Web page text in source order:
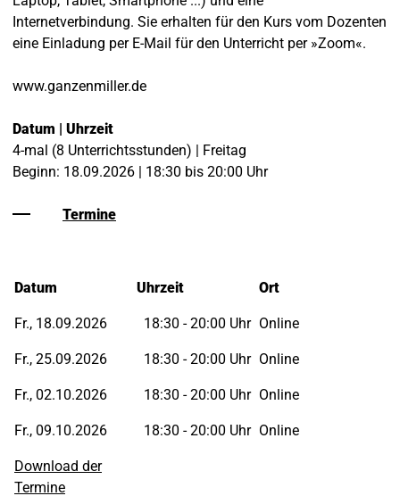
Internetverbindung. Sie erhalten für den Kurs vom Dozenten
eine Einladung per E-Mail für den Unterricht per »Zoom«.
www.ganzenmiller.de
Datum | Uhrzeit
4-mal (8 Unterrichtsstunden) | Freitag
Beginn: 18.09.2026 | 18:30 bis 20:00 Uhr
Termine
Datum Uhrzeit Ort
Fr., 18.09.2026 18:30 - 20:00 Uhr Online
Fr., 25.09.2026 18:30 - 20:00 Uhr Online
Fr., 02.10.2026 18:30 - 20:00 Uhr Online
Fr., 09.10.2026 18:30 - 20:00 Uhr Online
Download der
Termine